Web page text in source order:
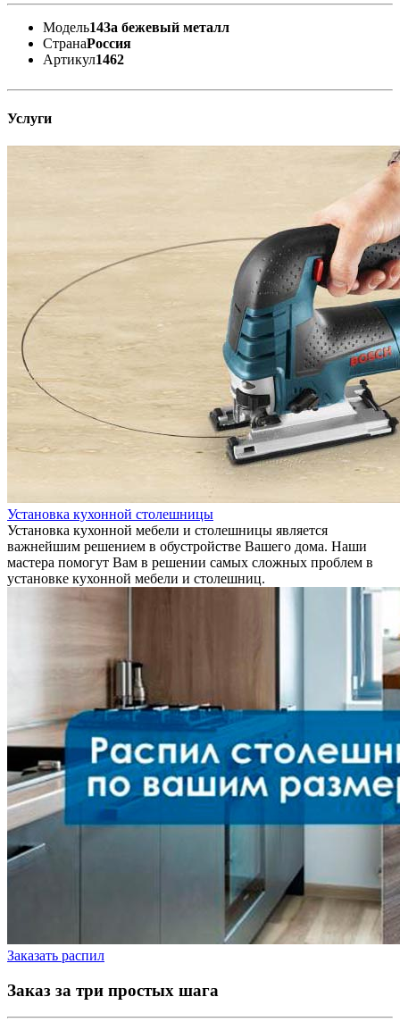
Модель143а бежевый металл
СтранаРоссия
Артикул1462
Услуги
Установка кухонной столешницы
Установка кухонной мебели и столешницы является
важнейшим решением в обустройстве Вашего дома. Наши
мастера помогут Вам в решении самых сложных проблем в
установке кухонной мебели и столешниц.
Заказать распил
Заказ за три простых шага